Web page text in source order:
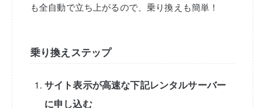
も全自動で立ち上がるので、乗り換えも簡単！
乗り換えステップ
サイト表示が高速な下記レンタルサーバー
に申し込む